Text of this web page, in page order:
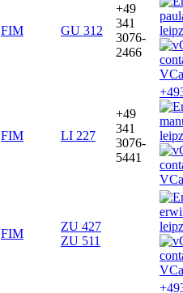
FIM GU 312
+49
341
3076-
2466
FIM LI 227
+49
341
3076-
5441
FIM
ZU 427
ZU 511